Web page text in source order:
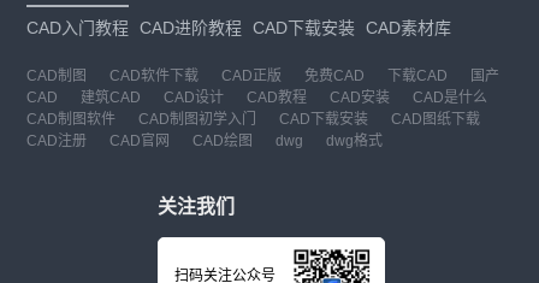
CAD入门教程 CAD进阶教程 CAD下载安装 CAD素材库
CAD制图 CAD软件下载 CAD正版 免费CAD 下载CAD
国产
CAD
建筑CAD CAD设计 CAD教程 CAD安装
CAD是什么
CAD制图软件
CAD制图初学入门 CAD下载安装
CAD图纸下载
CAD注册
CAD官网 CAD绘图 dwg dwg格式
关注我们
扫码关注公众号